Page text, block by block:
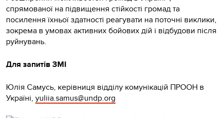
спрямованої на підвищення стійкості громад та
посилення їхньої здатності реагувати на поточні виклики,
зокрема в умовах активних бойових дій і відбудови після
руйнувань.
Для запитів ЗМІ
Юлія Самусь, керівниця відділу комунікацій ПРООН в
Україні, yuliia.samus@undp.org